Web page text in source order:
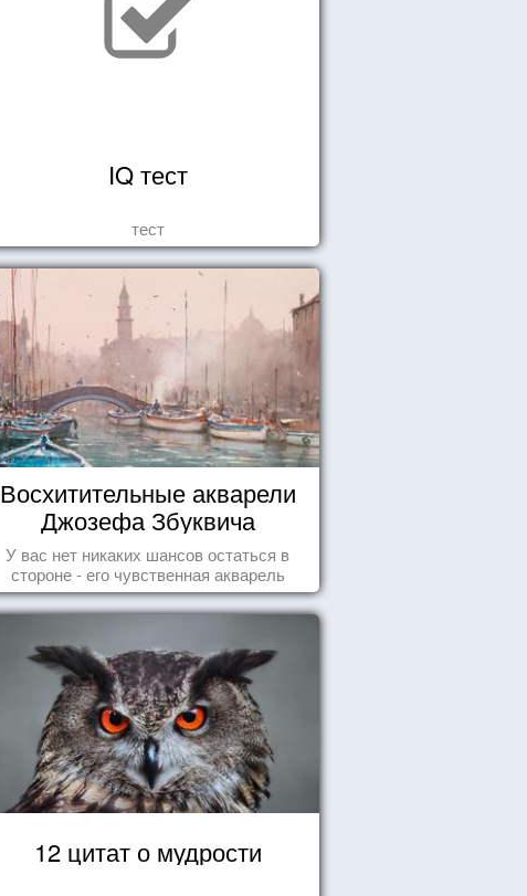
IQ тест
тест
Восхитительные акварели
Джозефа Збуквича
У вас нет никаких шансов остаться в
стороне - его чувственная акварель
покорила жителей всего мира.
12 цитат о мудрости